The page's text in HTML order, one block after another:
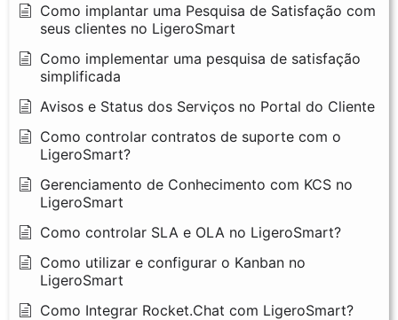
Como implantar uma Pesquisa de Satisfação com
seus clientes no LigeroSmart
Como implementar uma pesquisa de satisfação
simplificada
Avisos e Status dos Serviços no Portal do Cliente
Como controlar contratos de suporte com o
LigeroSmart?
Gerenciamento de Conhecimento com KCS no
LigeroSmart
Como controlar SLA e OLA no LigeroSmart?
Como utilizar e configurar o Kanban no
LigeroSmart
Como Integrar Rocket.Chat com LigeroSmart?